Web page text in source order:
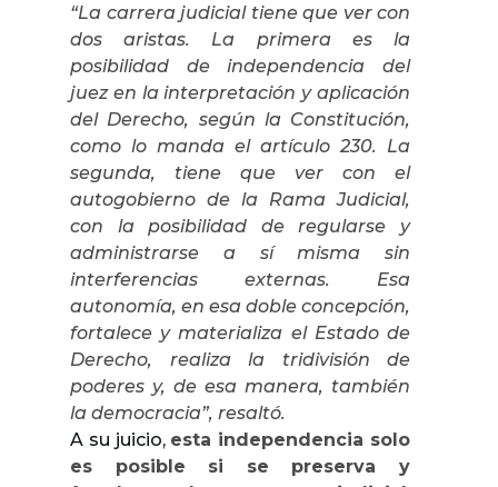
“La carrera judicial tiene que ver con
dos aristas. La primera es la
posibilidad de independencia del
juez en la interpretación y aplicación
del Derecho, según la Constitución,
como lo manda el artículo 230. La
segunda, tiene que ver con el
autogobierno de la Rama Judicial,
con la posibilidad de regularse y
administrarse a sí misma sin
interferencias externas. Esa
autonomía, en esa doble concepción,
fortalece y materializa el Estado de
Derecho, realiza la tridivisión de
poderes y, de esa manera, también
la democracia”, resaltó.
A su juicio, esta independencia solo
es posible si se preserva y